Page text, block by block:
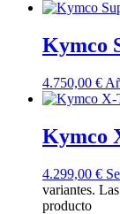
Kymco
4.750,00 €
Kymco
4.299,00 €
variantes.
producto